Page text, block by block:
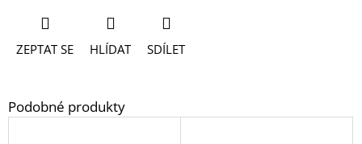
ZEPTAT SE HLÍDAT SDÍLET